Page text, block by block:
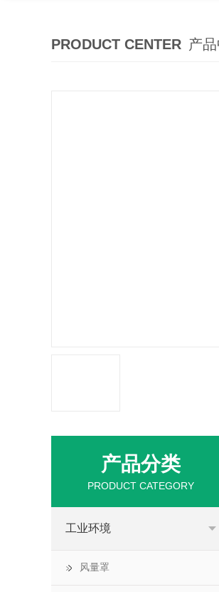
PRODUCT CENTER 产
产品分类
PRODUCT CATEGORY
工业环境
风量罩